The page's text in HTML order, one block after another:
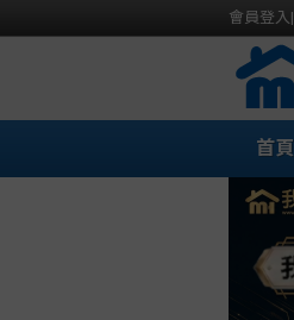
會員登入|
首頁